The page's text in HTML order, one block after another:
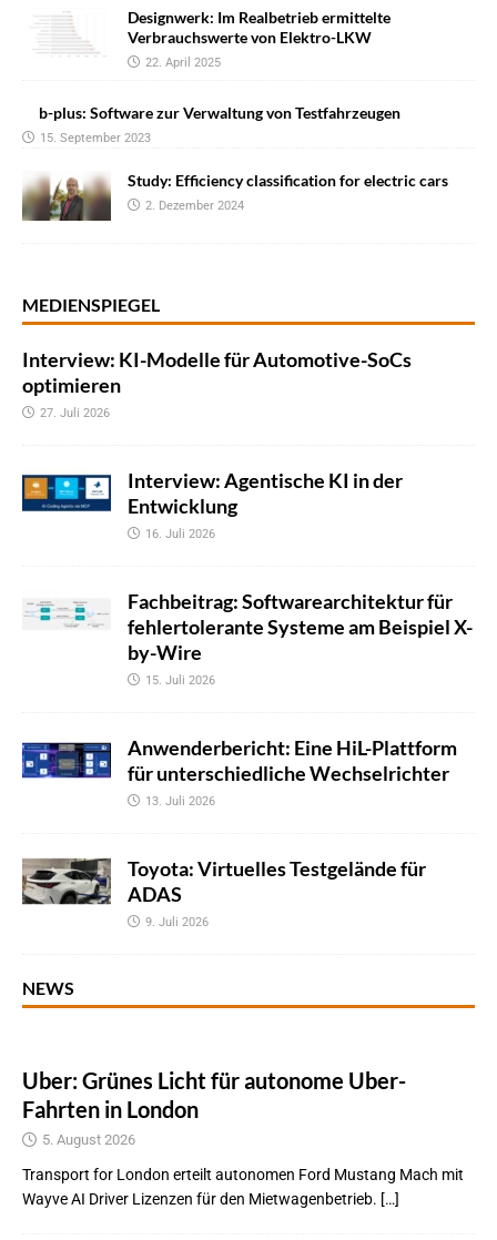
Designwerk: Im Realbetrieb ermittelte
Verbrauchswerte von Elektro-LKW
22. April 2025
b-plus: Software zur Verwaltung von Testfahrzeugen
15. September 2023
Study: Efficiency classification for electric cars
2. Dezember 2024
MEDIENSPIEGEL
Interview: KI-Modelle für Automotive-SoCs
optimieren
27. Juli 2026
Interview: Agentische KI in der
Entwicklung
16. Juli 2026
Fachbeitrag: Softwarearchitektur für
fehlertolerante Systeme am Beispiel X-
by-Wire
15. Juli 2026
Anwenderbericht: Eine HiL-Plattform
für unterschiedliche Wechselrichter
13. Juli 2026
Toyota: Virtuelles Testgelände für
ADAS
9. Juli 2026
NEWS
Uber: Grünes Licht für autonome Uber-
Fahrten in London
5. August 2026
Transport for London erteilt autonomen Ford Mustang Mach mit
Wayve AI Driver Lizenzen für den Mietwagenbetrieb. […]